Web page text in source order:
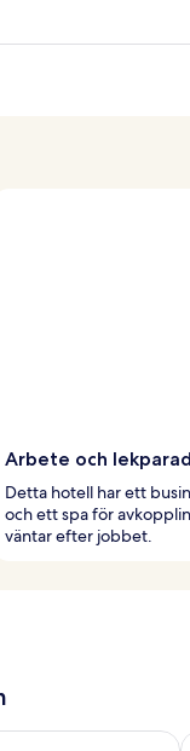
Arbete och
Detta hotell har ett
och ett spa för
väntar efter jobbet.
för